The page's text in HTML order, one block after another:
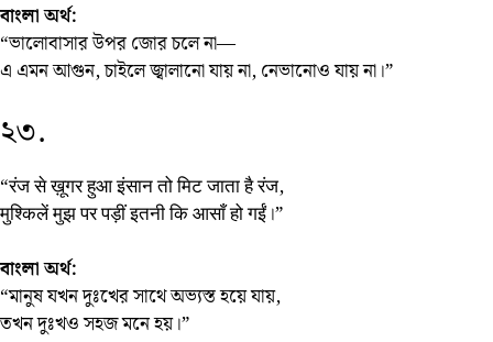
বাংলা অর্থ:
“ভালোবাসার উপর জোর চলে না—
এ এমন আগুন, চাইলে জ্বালানো যায় না, নেভানোও যায় না।”
২৩.
“रंज से ख़ूगर हुआ इंसान तो मिट जाता है रंज,
मुश्किलें मुझ पर पड़ीं इतनी कि आसाँ हो गईं।”
বাংলা অর্থ:
“মানুষ যখন দুঃখের সাথে অভ্যস্ত হয়ে যায়,
তখন দুঃখও সহজ মনে হয়।”